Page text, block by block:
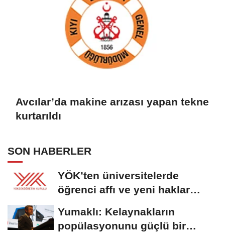
Avcılar’da makine arızası yapan tekne
kurtarıldı
SON HABERLER
YÖK’ten üniversitelerde
öğrenci affı ve yeni haklar
Yumaklı: Kelaynakların
popülasyonunu güçlü bir